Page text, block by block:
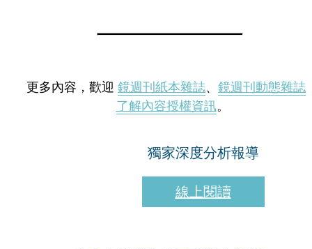
更多內容，歡迎 鏡週刊紙本雜誌、 鏡週刊動態雜誌
了解內容授權資訊。
獨家深度分析報導
線上閱讀